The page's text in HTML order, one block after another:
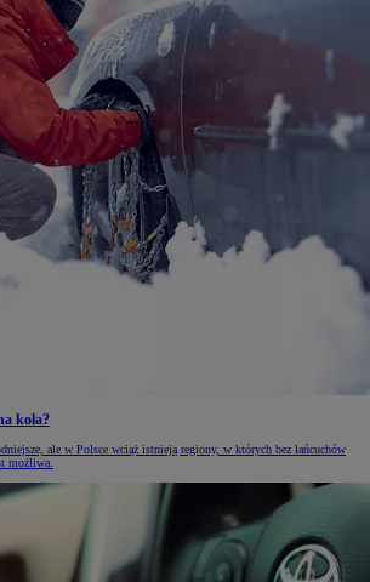
koła?
ale w Polsce wciąż istnieją regiony, w których bez łańcuchów
możliwa.